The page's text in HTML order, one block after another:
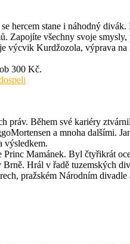
hercem stane i náhodný
Zapojíte všechny svoje
výcvik Kurdžozola, výprava
300 Kč.
práv. Během své kariéry
a mnoha dalšími.
výsledkem.
Mamánek. Byl čtyřikrát
Hrál v řadě tuzemských
pražském Národním